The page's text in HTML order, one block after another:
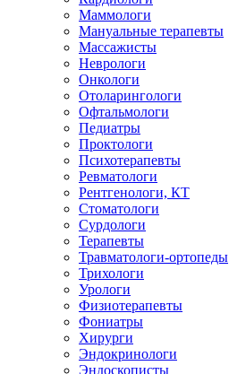
Маммологи
Мануальные терапевты
Массажисты
Неврологи
Онкологи
Отоларингологи
Офтальмологи
Педиатры
Проктологи
Психотерапевты
Ревматологи
Рентгенологи, КТ
Стоматологи
Сурдологи
Терапевты
Травматологи-ортопеды
Трихологи
Урологи
Физиотерапевты
Фониатры
Хирурги
Эндокринологи
Эндоскописты